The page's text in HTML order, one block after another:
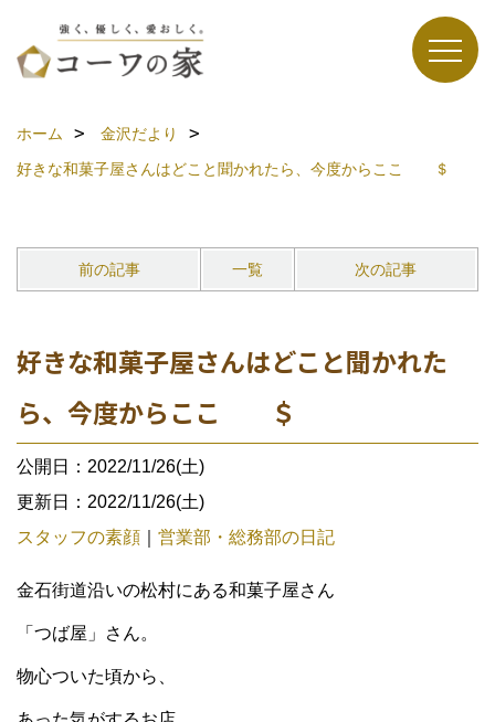
ホーム
金沢だより
好きな和菓子屋さんはどこと聞かれたら、今度からここ ＄
前の記事 一覧 次の記事
好きな和菓子屋さんはどこと聞かれた
ら、今度からここ ＄
公開日：2022/11/26(土)
更新日：2022/11/26(土)
スタッフの素顔
営業部・総務部の日記
金石街道沿いの松村にある和菓子屋さん
「つば屋」さん。
物心ついた頃から、